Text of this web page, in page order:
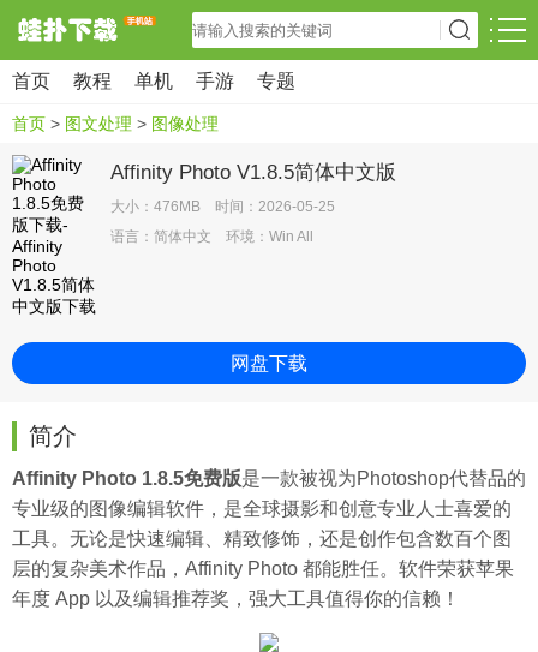
首页 教程 单机 手游 专题
首页 > 图文处理 > 图像处理
Affinity Photo V1.8.5简体中文版
大小：476MB 时间：2026-05-25
语言：简体中文 环境：Win All
网盘下载
简介
Affinity Photo 1.8.5免费版是一款被视为Photoshop代替品的
专业级的图像编辑软件，是全球摄影和创意专业人士喜爱的
工具。无论是快速编辑、精致修饰，还是创作包含数百个图
层的复杂美术作品，Affinity Photo 都能胜任。软件荣获苹果
年度 App 以及编辑推荐奖，强大工具值得你的信赖！